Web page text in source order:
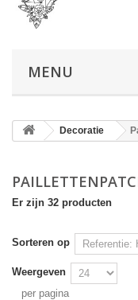
MENU
Decoratie
Er zijn 32 producten
Sorteren op
Weergeven
per pagina